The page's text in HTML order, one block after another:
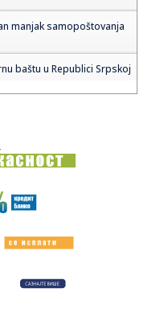
manjak samopoštovanja
baštu u Republici Srpskoj
plaća da ode u Dubai
...
до 15 ...
službenika: Asistent na